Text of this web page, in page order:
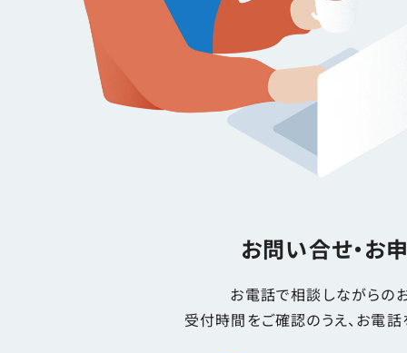
お問い合せ・お
お電話で相談しながらの
受付時間をご確認のうえ、お電話